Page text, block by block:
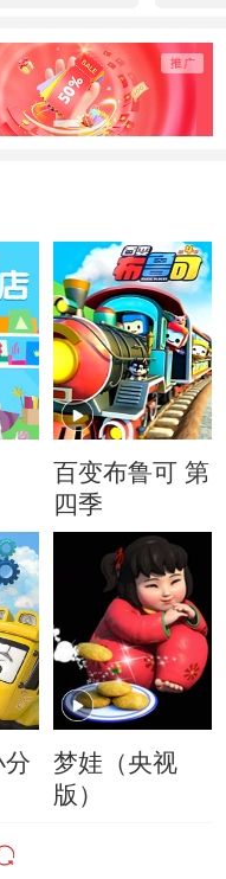
百变布鲁可 第
四季
分
梦娃（央视
版）